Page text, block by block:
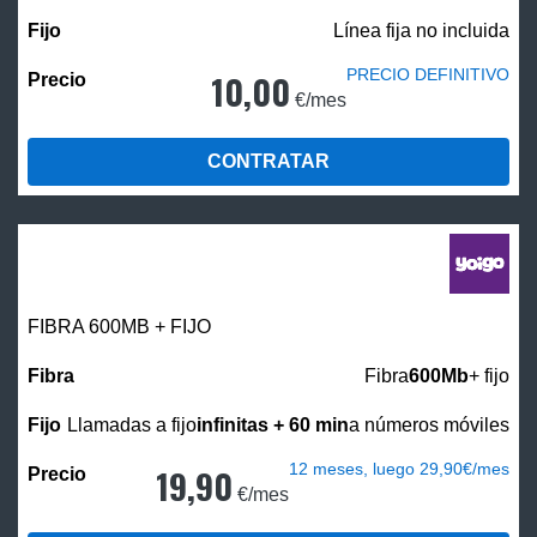
Línea fija no incluida
10,00 €/mes
PRECIO DEFINITIVO
CONTRATAR
FIBRA 600MB + FIJO
Fibra600Mb+ fijo
Llamadas a fijoinfinitas + 60 mina números móviles
19,90 €/mes
12 meses, luego 29,90€/mes